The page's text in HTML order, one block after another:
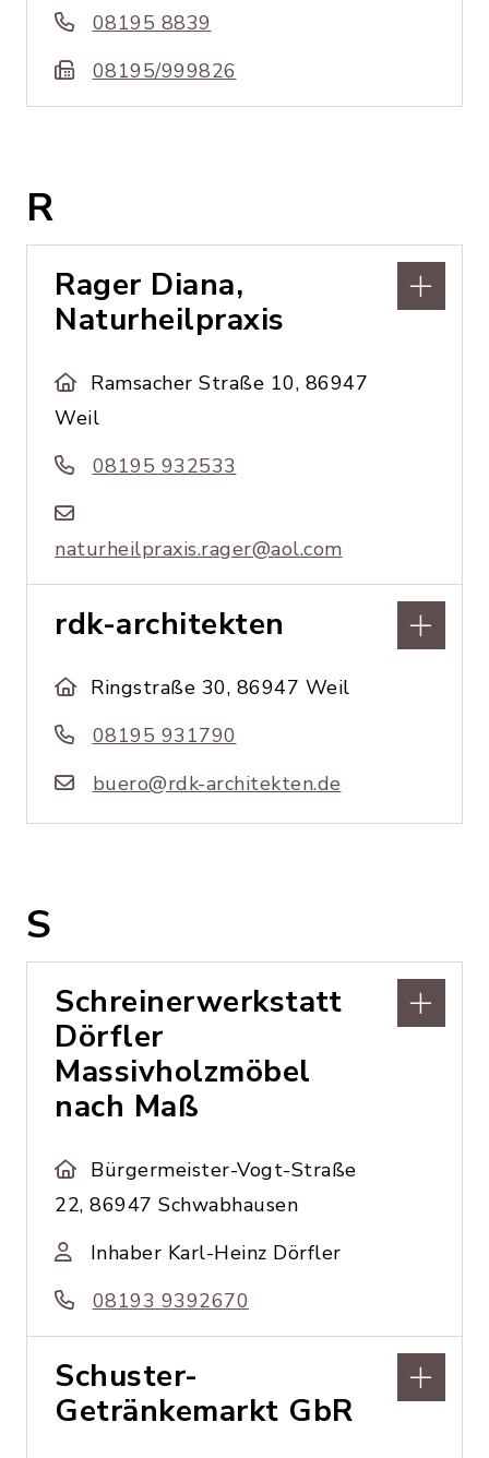
08195 8839
08195/999826
R
Rager Diana,
Naturheilpraxis
Ramsacher Straße 10, 86947
Weil
08195 932533
naturheilpraxis.rager@aol.com
rdk-architekten
Ringstraße 30, 86947 Weil
08195 931790
buero@rdk-architekten.de
S
Schreinerwerkstatt
Dörfler
Massivholzmöbel
nach Maß
Bürgermeister-Vogt-Straße
22, 86947 Schwabhausen
Inhaber Karl-Heinz Dörfler
08193 9392670
Schuster-
Getränkemarkt GbR